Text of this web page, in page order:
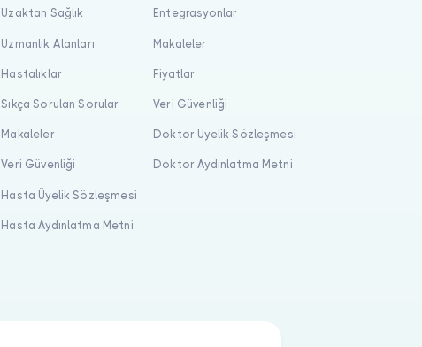
Uzaktan Sağlık
Uzmanlık Alanları
Hastalıklar
Sıkça Sorulan Sorular
Makaleler
Veri Güvenliği
Hasta Üyelik Sözleşmesi
Hasta Aydınlatma Metni
Entegrasyonlar
Makaleler
Fiyatlar
Veri Güvenliği
Doktor Üyelik Sözleşmesi
Doktor Aydınlatma Metni